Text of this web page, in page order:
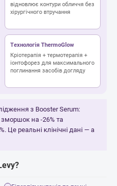
відновлює контури обличчя без
хірургічного втручання
Технологія ThermoGlow
Кріотерапія + термотерапія +
іонтофорез для максимального
поглинання засобів догляду
з Booster Serum:
на -26% та
Це реальні клінічні дані — а